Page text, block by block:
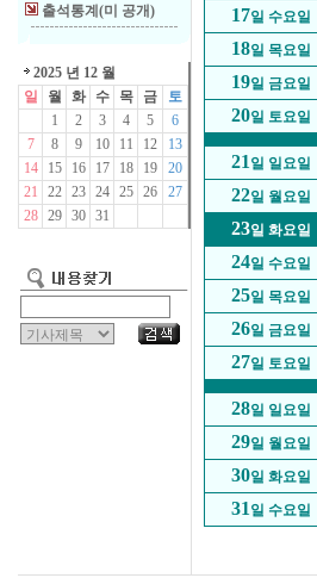
출석통계(미 공개)
2025 년 12 월
일
월 화 수 목 금
토
1
2 3 4 5
6
7
8 9 10 11 12
13
14
15 16 17 18 19
20
21
22 23 24 25 26
27
28
29 30 31
17일 수요일
18일 목요일
19일 금요일
20일 토요일
21일 일요일
22일 월요일
23일 화요일
24일 수요일
25일 목요일
26일 금요일
27일 토요일
28일 일요일
29일 월요일
30일 화요일
31일 수요일